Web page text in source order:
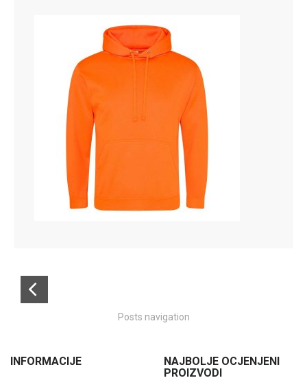
Posts navigation
INFORMACIJE
NAJBOLJE OCJENJENI
PROIZVODI